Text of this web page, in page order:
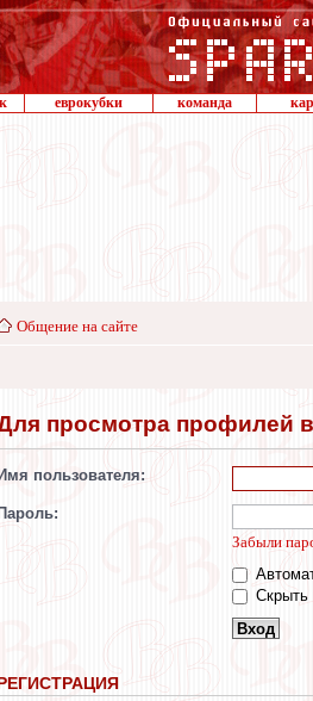
еврокубки команда
Общение на сайте
просмотра профилей
Имя пользователя:
Пароль:
Забыли
Скрыть